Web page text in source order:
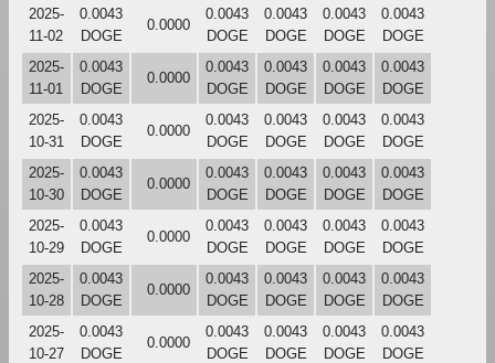
2025-
11-02
0.0043
DOGE
0.0000
0.0043
DOGE
0.0043
DOGE
0.0043
DOGE
0.0043
DOGE
2025-
11-01
0.0043
DOGE
0.0000
0.0043
DOGE
0.0043
DOGE
0.0043
DOGE
0.0043
DOGE
2025-
10-31
0.0043
DOGE
0.0000
0.0043
DOGE
0.0043
DOGE
0.0043
DOGE
0.0043
DOGE
2025-
10-30
0.0043
DOGE
0.0000
0.0043
DOGE
0.0043
DOGE
0.0043
DOGE
0.0043
DOGE
2025-
10-29
0.0043
DOGE
0.0000
0.0043
DOGE
0.0043
DOGE
0.0043
DOGE
0.0043
DOGE
2025-
10-28
0.0043
DOGE
0.0000
0.0043
DOGE
0.0043
DOGE
0.0043
DOGE
0.0043
DOGE
2025-
10-27
0.0043
DOGE
0.0000
0.0043
DOGE
0.0043
DOGE
0.0043
DOGE
0.0043
DOGE